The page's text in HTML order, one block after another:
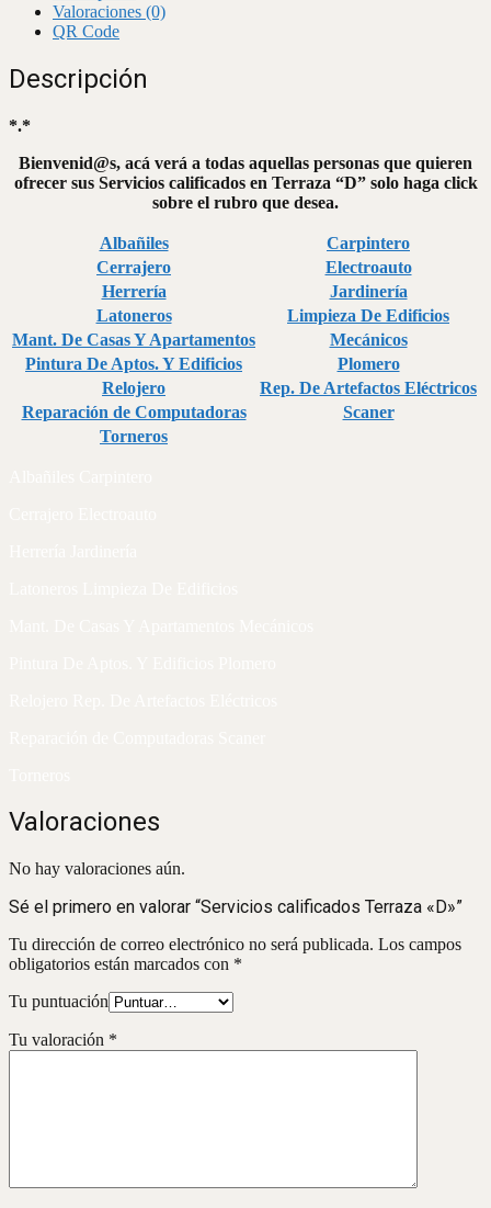
Valoraciones (0)
QR Code
Descripción
*.*
Bienvenid@s, acá verá a todas aquellas personas que quieren
ofrecer sus Servicios calificados en Terraza “D” solo haga click
sobre el rubro que desea.
Albañiles
Carpintero
Cerrajero
Electroauto
Herrería
Jardinería
Latoneros
Limpieza De Edificios
Mant. De Casas Y Apartamentos
Mecánicos
Pintura De Aptos. Y Edificios
Plomero
Relojero
Rep. De Artefactos Eléctricos
Reparación de Computadoras
Scaner
Torneros
Valoraciones
No hay valoraciones aún.
Sé el primero en valorar “Servicios calificados Terraza «D»”
Tu dirección de correo electrónico no será publicada. Los campos
obligatorios están marcados con *
Tu puntuación
Tu valoración *